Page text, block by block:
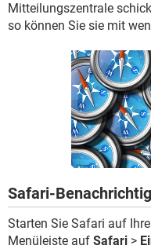
WHATSAPP
WINDOWS 10
Mitteilungszentrale
so können Sie sie mit
Safari-
Starten Sie Safari auf
Menüleiste auf Safari >